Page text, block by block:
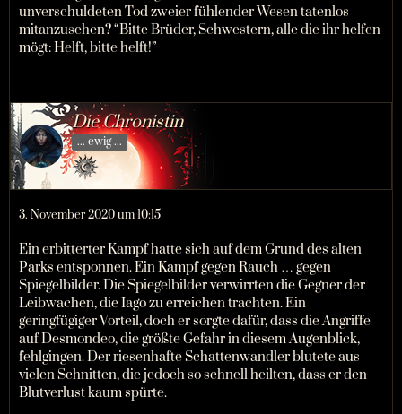
unverschuldeten Tod zweier fühlender Wesen tatenlos
mitanzusehen? “Bitte Brüder, Schwestern, alle die ihr helfen
mögt: Helft, bitte helft!”
Die Chronistin
... ewig ...
3. November 2020 um 10:15
Ein erbitterter Kampf hatte sich auf dem Grund des alten
Parks entsponnen. Ein Kampf gegen Rauch … gegen
Spiegelbilder. Die Spiegelbilder verwirrten die Gegner der
Leibwachen, die Iago zu erreichen trachten. Ein
geringfügiger Vorteil, doch er sorgte dafür, dass die Angriffe
auf Desmondeo, die größte Gefahr in diesem Augenblick,
fehlgingen. Der riesenhafte Schattenwandler blutete aus
vielen Schnitten, die jedoch so schnell heilten, dass er den
Blutverlust kaum spürte.